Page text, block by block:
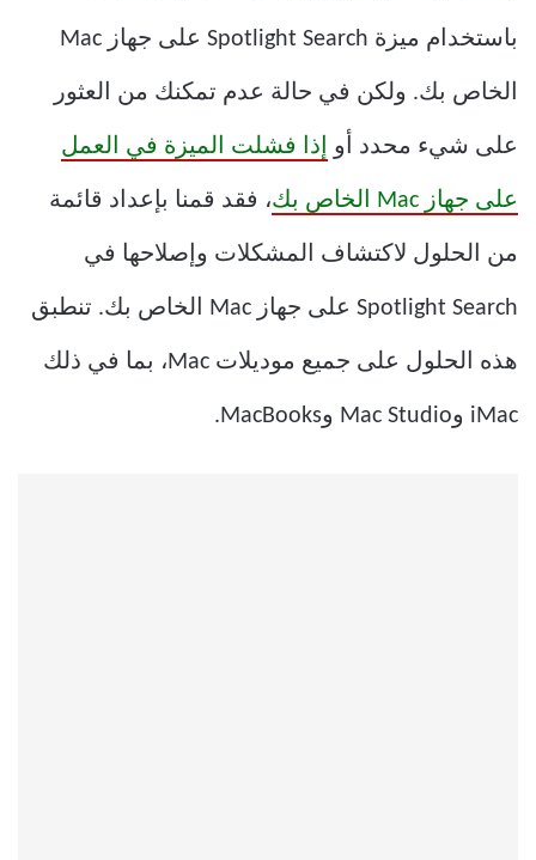
باستخدام ميزة Spotlight Search على جهاز Mac
الخاص بك. ولكن في حالة عدم تمكنك من العثور
على شيء محدد أو إذا فشلت الميزة في العمل
على جهاز Mac الخاص بك ، فقد قمنا بإعداد قائمة
من الحلول لاكتشاف المشكلات وإصلاحها في
Spotlight Search على جهاز Mac الخاص بك. تنطبق
هذه الحلول على جميع موديلات Mac، بما في ذلك
iMac وMac Studio وMacBooks.